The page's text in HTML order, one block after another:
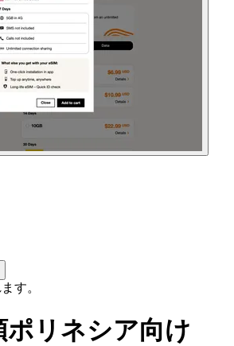
す。
ポリネシア向け